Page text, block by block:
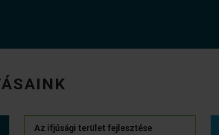
Az ifjúsági terület fejlesztése